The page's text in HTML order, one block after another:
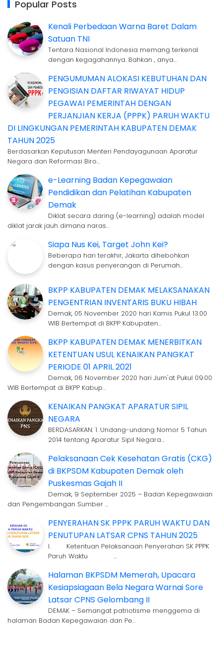
Popular Posts
Kenali Perbedaan Warna Baret Dalam
Satuan TNI
Tentara Nasional Indonesia memang terkenal
dengan kegagahannya. Bahkan , anya…
PENGUMUMAN ALOKASI KEBUTUHAN DAN
PENGISIAN DAFTAR RIWAYAT HIDUP
PEGAWAI PEMERINTAH DENGAN
PERJANJIAN KERJA (PPPK) PARUH WAKTU
DI LINGKUNGAN PEMERINTAH KABUPATEN DEMAK
TAHUN 2025
Berdasarkan Keputusan Menteri Pendayagunaan Aparatur
Negara dan Reformasi Biro…
e-Learning Badan Kepegawaian
Pendidikan dan Pelatihan Kabupaten
Demak
Diklat secara daring (e-learning) adalah model
diklat jarak jauh dimana naras…
Siapa Nus Kei, Target John Kei?
Beberapa hari terakhir, Jakarta dihebohkan
dengan kasus penyerangan di Perumah…
BKPP KABUPATEN DEMAK MELAKSANAKAN
PENGENTRIAN INVENTARIS BUKU HIBAH
Demak, 05 November 2020 hari Kamis Pukul 13.00
WIB Bertempat di BKPP Kabupaten…
BKPP KABUPATEN DEMAK MENERBITKAN
KETENTUAN USUL KENAIKAN PANGKAT
PERIODE 01 APRIL 2021
Demak, 06 November 2020 hari Jum'at Pukul 09.00
WIB Bertempat di BKPP Kabup…
KENAIKAN PANGKAT APARATUR SIPIL
NEGARA
BERDASARKAN: 1. Undang-undang Nomor 5 Tahun
2014 tentang Aparatur Sipil Negara…
Pelaksanaan Cek Kesehatan Gratis (CKG)
di BKPSDM Kabupaten Demak oleh
Puskesmas Gajah II
Demak, 9 September 2025 – Badan Kepegawaian
dan Pengembangan Sumber …
PENYERAHAN SK PPPK PARUH WAKTU DAN
PENUTUPAN LATSAR CPNS TAHUN 2025
I. Ketentuan Pelaksanaan Penyerahan SK PPPK
Paruh Waktu …
Halaman BKPSDM Memerah, Upacara
Kesiapsiagaan Bela Negara Warnai Sore
Latsar CPNS Gelombang II
DEMAK – Semangat patriotisme menggema di
halaman Badan Kepegawaian dan Pe…